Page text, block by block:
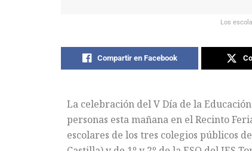
Los
Compartir en Facebook
La celebración del V Día de la
personas esta mañana en el Recinto
escolares de los tres colegios públicos